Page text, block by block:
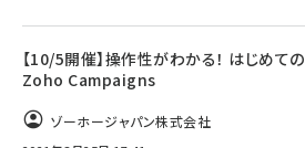
【10/5開催】操作性がわかる！ はじめての
Zoho Campaigns
ゾーホージャパン株式会社